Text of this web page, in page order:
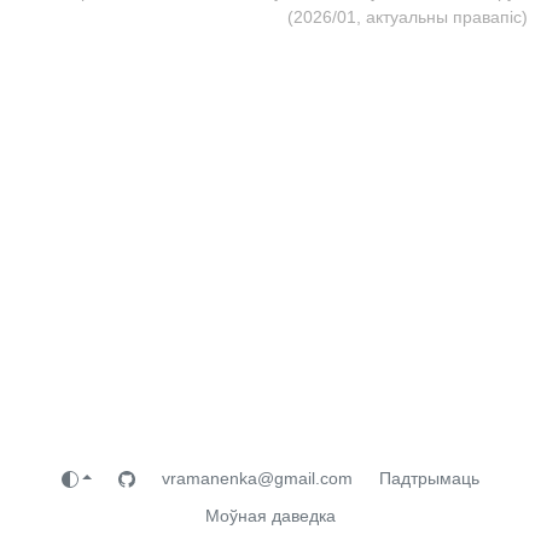
(2026/01, актуальны правапіс)
vramanenka@gmail.com
Падтрымаць
Моўная даведка